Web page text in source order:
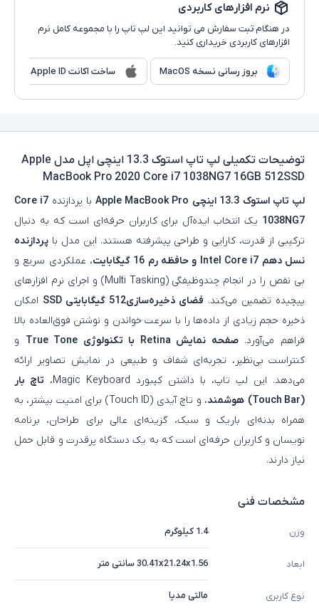
نرم افزارهای کاربردی
در هنگام ثبت سفارش می توانید این لپ تاپ را با مجموعه کامل نرم
افزارهای کاربردی خریداری کنید.
بروز رسانی نسخه MacOS ساخت اکانت Apple ID
توضیحات تکمیلی
لپ تاپ استوک 13.3 اینچی اپل مدل Apple
MacBook Pro 2020 Core i7 1038NG7 16GB 512SSD
لپ‌ تاپ استوک 13.3 اینچی Apple MacBook Pro با پردازندهCore i7
1038NG7 یک انتخاب ایده‌آل برای کاربران حرفه‌ای است که به دنبال
ترکیبی از قدرت، کارایی و طراحی پیشرفته هستند. این مدل با پردازنده
نسل دهم Intel Core i7 و حافظه رم 16 گیگابایت
، عملکردی سریع و
بی‌ نقص را در انجام چندوظیفگی (Multi Tasking) و اجرای نرم‌ افزارهای
پیچیده تضمین می‌کند. فضای ذخیره‌سازی512 گیگابایتی SSD
امکان
ذخیره حجم زیادی از داده‌ها را با سرعت خواندن و نوشتن فوق‌العاده بالا
فراهم می‌آورد.صفحه‌ نمایش Retina با تکنولوژی True Tone
و
کنتراست بی‌نظیر، تجربه‌ای شفاف و طبیعی در نمایش تصاویر ارائه
می‌دهد. این لپ‌ تاپ، با داشتن کیبورد Magic Keyboard،
تاچ بار
(Touch Bar)
هوشمند
، و تاچ آیدی (Touch ID) برای امنیت بیشتر، به
همراه بدنه‌ای باریک و سبک، گزینه‌ای عالی برای طراحان، برنامه‌
نویسان و کاربران حرفه‌ای است که به یک دستگاه پرقدرت و قابل‌ حمل
نیاز دارند.
مشخصات فنی
وزن 1.4 کیلوگرم
ابعاد 30.41x21.24x1.56 سانتی متر
نوع کاربری مالتی مدیا